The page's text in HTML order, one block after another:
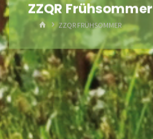
ZZQR Frühsommer
HOMEZZQR FRÜHSOMMER